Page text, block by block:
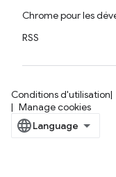
Chrome pour les
RSS
Conditions d'utilisation
Manage cookies